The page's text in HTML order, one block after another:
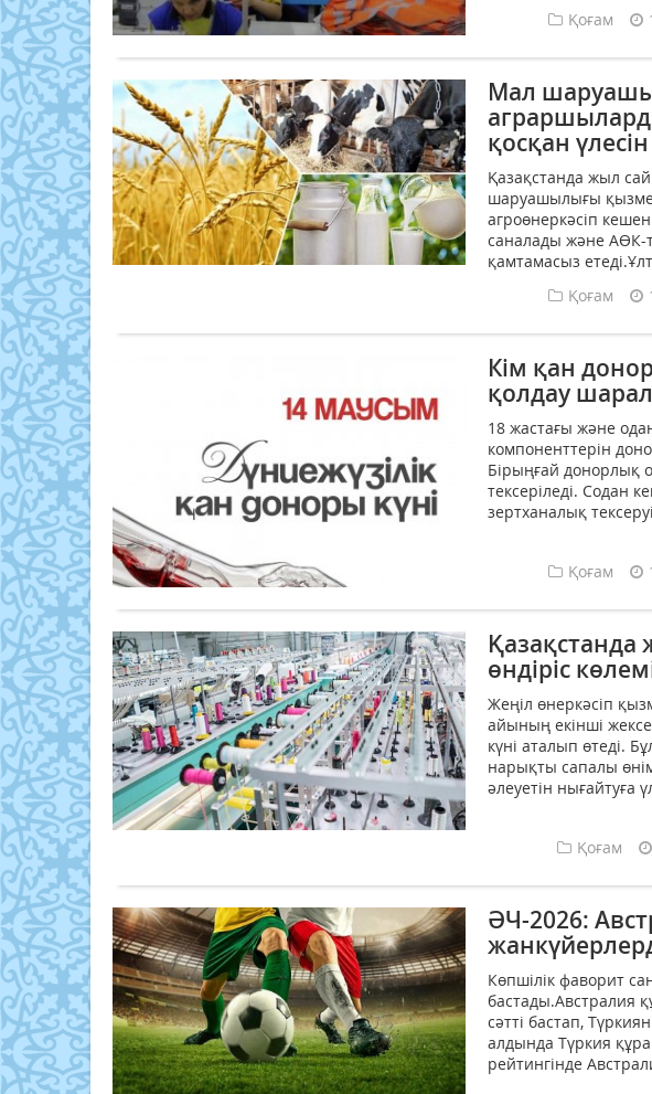
Қоғам
Мал
қосқан
Қазақстанда жыл
шаруашылығы
агроөнеркәсіп
саналады және АӨК-
қамтамасыз
Қоғам
Кім қан
қолдау
18 жастағы және
компоненттерін
Бірыңғай донорлық
тексеріледі. Содан
зертханалық
Қоғам
Қазақстанда
өндіріс
Жеңіл өнеркәсіп
айының екінші
күні аталып өтеді.
нарықты сапалы
әлеуетін нығайтуға
Қоғам
ӘЧ-2026:
Көпшілік фаворит
бастады.Австралия
сәтті бастап,
алдында Түркия
рейтингінде